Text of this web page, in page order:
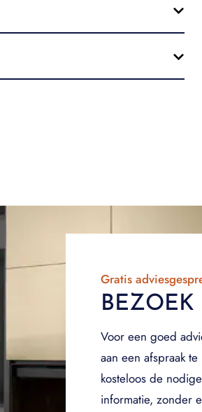
Gratis
Voor een goed
aan een afspraak
kosteloos de
informatie, zonder